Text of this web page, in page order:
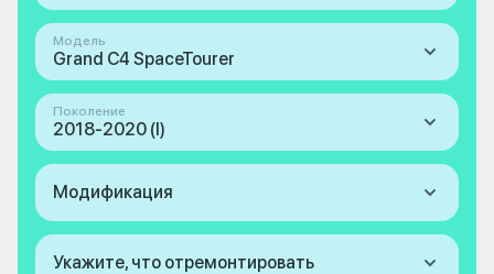
Модель
Grand C4 SpaceTourer
Поколение
2018-2020 (I)
Модификация
Укажите, что отремонтировать